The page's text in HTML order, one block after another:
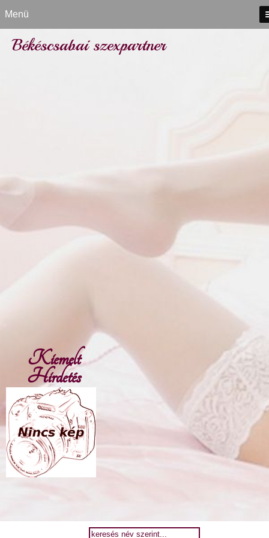
Menü
Békéscsabai szexpartner
Kiemelt
Hirdetés